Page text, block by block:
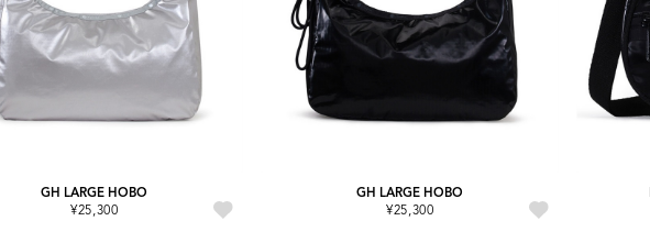
GH LARGE HOBO
¥25,300
GH LARGE HOBO
¥25,300